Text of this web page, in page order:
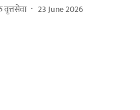
23 June 2026